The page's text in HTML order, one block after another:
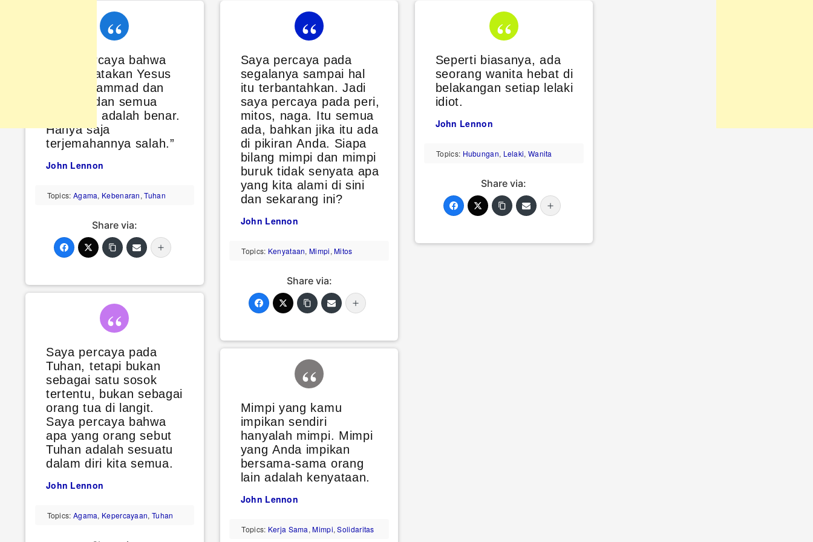
Saya percaya bahwa
yang dikatakan Yesus
dan Muhammad dan
Buddha dan semua
yang lain adalah benar.
Hanya saja
terjemahannya salah.”
John Lennon
Topics: Agama, Kebenaran,Tuhan
Share via:
Saya percaya pada
Tuhan, tetapi bukan
sebagai satu sosok
tertentu, bukan sebagai
orang tua di langit.
Saya percaya bahwa
apa yang orang sebut
Tuhan adalah sesuatu
dalam diri kita semua.
John Lennon
Topics: Agama, Kepercayaan, Tuhan
Saya percaya pada
segalanya sampai hal
itu terbantahkan. Jadi
saya percaya pada peri,
mitos, naga. Itu semua
ada, bahkan jika itu ada
di pikiran Anda. Siapa
bilang mimpi dan mimpi
buruk tidak senyata apa
yang kita alami di sini
dan sekarang ini?
John Lennon
Topics: Kenyataan,Mimpi,Mitos
Share via:
Mimpi yang kamu
impikan sendiri
hanyalah mimpi. Mimpi
yang Anda impikan
bersama-sama orang
lain adalah kenyataan.
John Lennon
Topics: Kerja Sama,Mimpi,Solidaritas
Seperti biasanya, ada
seorang wanita hebat di
belakangan setiap lelaki
idiot.
John Lennon
Topics: Hubungan, Lelaki, Wanita
Share via: